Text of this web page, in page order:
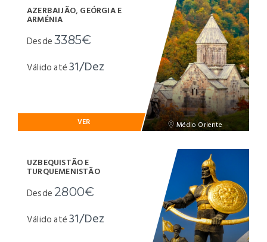
Médio Oriente
AZERBAIJÃO, GEÓRGIA E
ARMÉNIA
Desde3385€
Válido até31/Dez
VER
UZBEQUISTÃO E
TURQUEMENISTÃO
Desde 2800€
Válido até31/Dez